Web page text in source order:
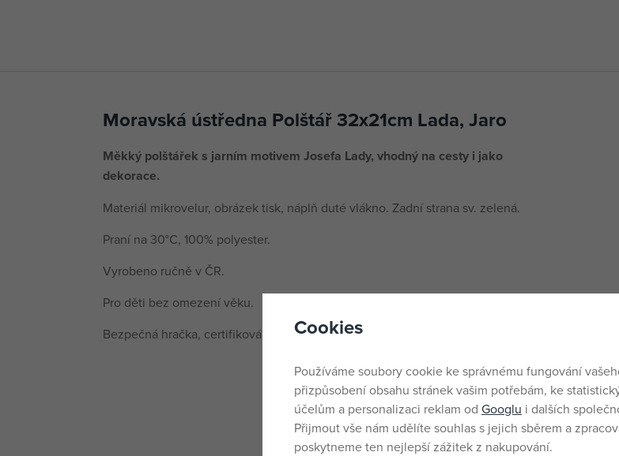
Moravská ústředna Polštář 32x21cm Lada, Jaro
Měkký polštářek s jarním motivem Josefa Lady, vhodný na cesty i jako
dekorace.
Materiál mikrovelur, obrázek tisk, náplň duté vlákno. Zadní strana sv. zelená.
Praní na 30°C, 100% polyester.
Vyrobeno ručně v ČR.
Pro děti bez omezení věku.
Bezpečná hračka, certifikováno dle norem EN-71.
Cookies
Používáme soubory cookie ke správnému fungování
přizpůsobení obsahu stránek vašim potřebám, ke
účelům a personalizaci reklam od Googlu i dalších
Přijmout vše nám udělíte souhlas s jejich sběrem a
poskytneme ten nejlepší zážitek z nakupování.